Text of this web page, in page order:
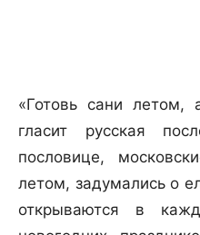
«Готовь сани
гласит русская
пословице,
летом, задумались о
открываются в